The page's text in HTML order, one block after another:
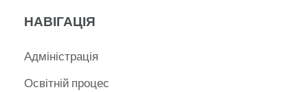
НАВІГАЦІЯ
Адміністрація
Освітній процес